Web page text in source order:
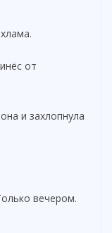
от
и захлопнула
вечером.